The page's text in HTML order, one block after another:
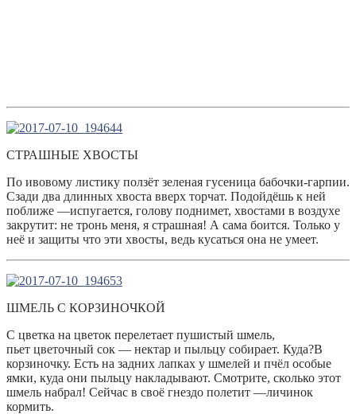
СТРАШНЫЕ ХВОСТЫ
По ивовому листику ползёт зеленая гусеница бабочки-гарпии.
Сзади два длинных хвоста вверх торчат. Подойдёшь к ней
поближе —испугается, голову поднимет, хвостами в воздухе
закрутит: не тронь меня, я страшная! А сама боится. Только у
неё и защиты что эти хвосты, ведь кусаться она не умеет.
ШМЕЛЬ С КОРЗИНОЧКОЙ
С цветка на цветок перелетает пушистый шмель,
пьет цветочный сок — нектар и пыльцу собирает. Куда?В
корзиночку. Есть на задних лапках у шмелей и пчёл особые
ямки, куда они пыльцу накладывают. Смотрите, сколько этот
шмель набрал! Сейчас в своё гнездо полетит —личинок
кормить.